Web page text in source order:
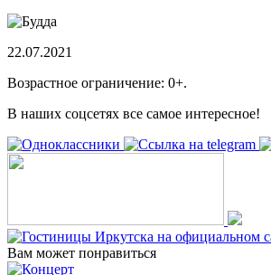
22.07.2021
Возрастное ограничение: 0+.
В наших соцсетях все самое интересное!
Вам может понравиться